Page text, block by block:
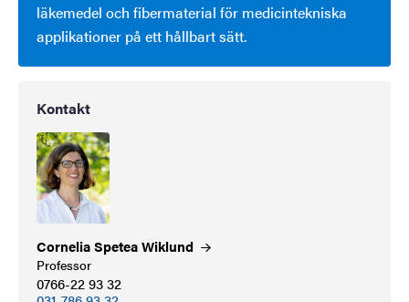
läkemedel och fibermaterial för medicintekniska
applikationer på ett hållbart sätt.
Kontakt
Cornelia SpeteaWiklund
Professor
0766-22 93 32